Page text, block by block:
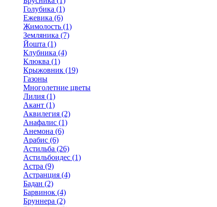
Голубика (1)
Ежевика (6)
Жимолость (1)
Земляника (7)
Йошта (1)
Клубника (4)
Клюква (1)
Крыжовник (19)
Газоны
Многолетние цветы
Лилия (1)
Акант (1)
Аквилегия (2)
Анафалис (1)
Анемона (6)
Арабис (6)
Астильба (26)
Астильбоидес (1)
Астра (9)
Астранция (4)
Бадан (2)
Барвинок (4)
Бруннера (2)